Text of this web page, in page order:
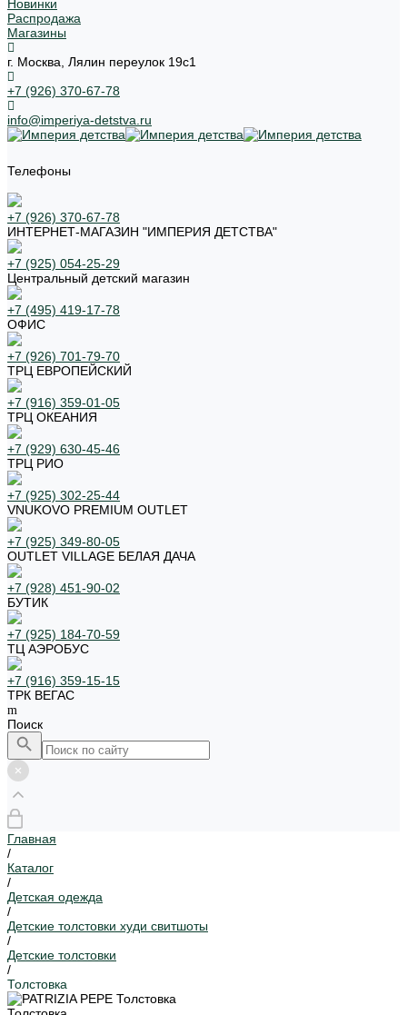
Новинки
Распродажа
Магазины
г. Москва, Лялин переулок 19с1
+7 (926) 370-67-78
info@imperiya-detstva.ru
Телефоны
+7 (926) 370-67-78
ИНТЕРНЕТ-МАГАЗИН "ИМПЕРИЯ ДЕТСТВА"
+7 (925) 054-25-29
Центральный детский магазин
+7 (495) 419-17-78
ОФИС
+7 (926) 701-79-70
ТРЦ ЕВРОПЕЙСКИЙ
+7 (916) 359-01-05
ТРЦ ОКЕАНИЯ
+7 (929) 630-45-46
ТРЦ РИО
+7 (925) 302-25-44
VNUKOVO PREMIUM OUTLET
+7 (925) 349-80-05
OUTLET VILLAGE БЕЛАЯ ДАЧА
+7 (928) 451-90-02
БУТИК
+7 (925) 184-70-59
ТЦ АЭРОБУС
+7 (916) 359-15-15
ТРК ВЕГАС
Поиск
Главная
/
Каталог
/
Детская одежда
/
Детские толстовки худи свитшоты
/
Детские толстовки
/
Толстовка